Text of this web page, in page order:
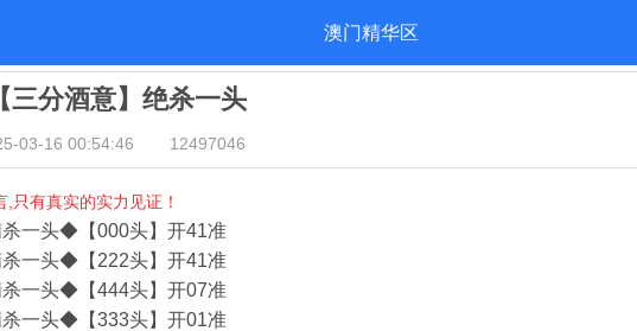
澳门精华区
三分酒意】绝杀一头
03-16 00:54:46 12497046
,只有真实的实力见证！
一头◆【000头】开41准
一头◆【222头】开41准
一头◆【444头】开07准
一头◆【333头】开01准